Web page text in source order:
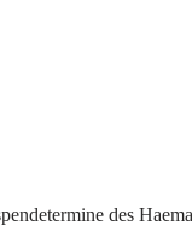
des